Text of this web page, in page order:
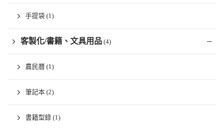
手提袋 (1)
客製化/書籍、文具用品 (4)
農民曆 (1)
筆記本 (2)
書籍型錄 (1)